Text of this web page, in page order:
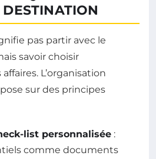
pas partir avec le
savoir choisir
L’organisation
sur des principes
list personnalisée :
comme documents